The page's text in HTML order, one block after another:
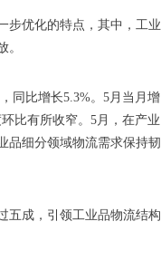
步优化的特点，其中，工业
。
同比增长5.3%。5月当月增
比有所收窄。5月，在产业
品细分领域物流需求保持韧
五成，引领工业品物流结构